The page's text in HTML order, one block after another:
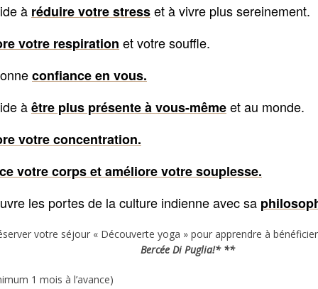
à réduire votre stresset à vivre plus sereinement.
votre respiration et votre souffle.
confiance en vous.
àêtre plus présente à vous-mêmeet au monde.
votre concentration.
votre corps et améliore votre souplesse.
les portes de la culture indienne avec sa
votre séjour « Découverte yoga » pour apprendre à
Bercée Di Puglia!* **
1 mois à l’avance)